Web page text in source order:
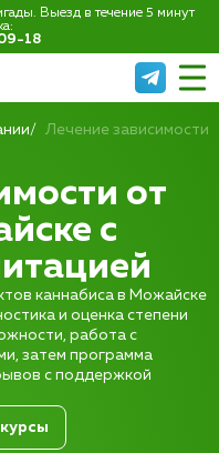
Выезд в течение 5 минут
18
Лечение зависимости
от
с
каннабиса в Можайске
и оценка степени
работа с
затем программа
с поддержкой